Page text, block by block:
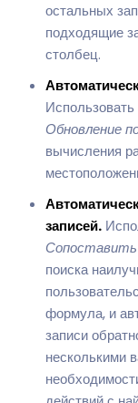
остальных
подходящие
столбец.
Использовать
Обновление
вычисления
записей.
Сопоставить
поиска
формула, и
записи
несколькими